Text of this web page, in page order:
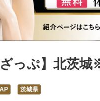
っぷ】北茨
茨城県